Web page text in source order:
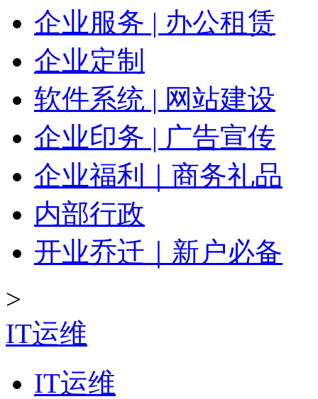
企业服务 | 办公租赁
企业定制
软件系统 | 网站建设
企业印务 | 广告宣传
企业福利｜商务礼品
内部行政
开业乔迁｜新户必备
>
IT运维
IT运维